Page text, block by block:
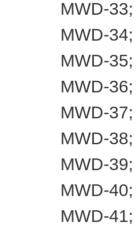
MWD-
MWD-
MWD-
MWD-
MWD-
MWD-
MWD-
MWD-
MWD-